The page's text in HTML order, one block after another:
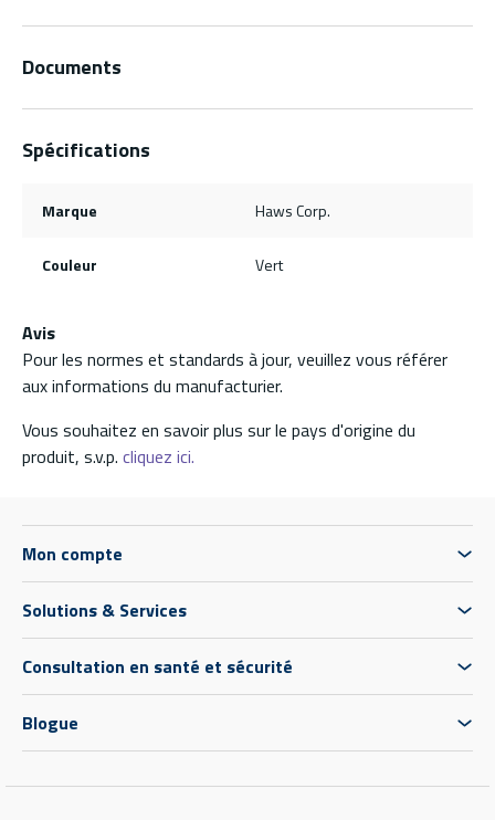
Documents
Spécifications
Marque Haws Corp.
Couleur Vert
Avis
Pour les normes et standards à jour, veuillez vous référer
aux informations du manufacturier.
Vous souhaitez en savoir plus sur le pays d'origine du
produit, s.v.p. cliquez ici.
Mon compte
Solutions & Services
Consultation en santé et sécurité
Blogue